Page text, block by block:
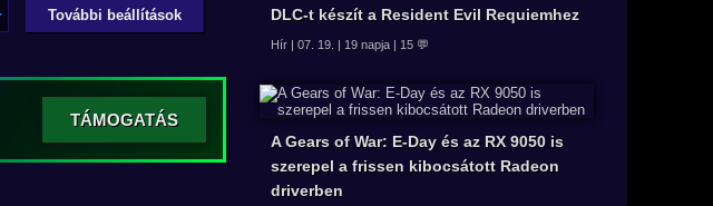
További beállítások
TÁMOGATÁS
DLC-t készít a Resident Evil Requiemhez
Hír | 07. 19. | 19 napja | 15 💬
A Gears of War: E-Day és az RX 9050 is
szerepel a frissen kibocsátott Radeon
driverben